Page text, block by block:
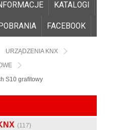
KATALOGI
FACEBOOK
URZĄDZENIA KNX
S10 grafitowy
(117)